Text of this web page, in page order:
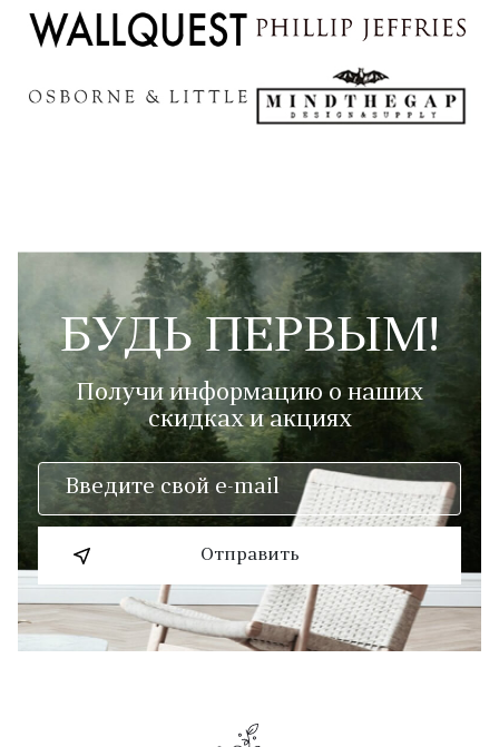
БУДЬ ПЕРВЫМ!
Получи информацию о наших
скидках и акциях
Отправить